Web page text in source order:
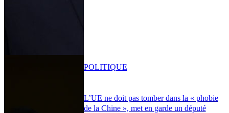
L’UE ne doit pas tomber dans la « phobie
de la Chine », met en garde un député
POLITIQUE